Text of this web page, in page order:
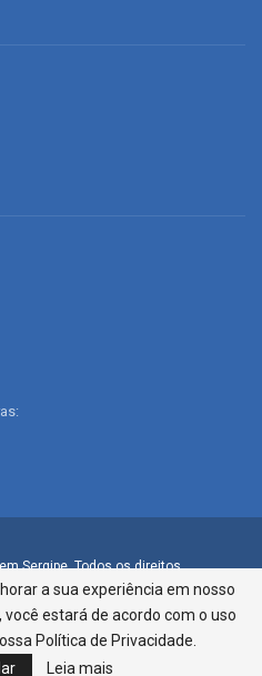
Sergipe. Todos os direitos
276, Bairro São José |
79.2106.8000 - CI Centro de
LTDA
a sua experiência em nosso
estará de acordo com o uso
Política de Privacidade.
Leia mais